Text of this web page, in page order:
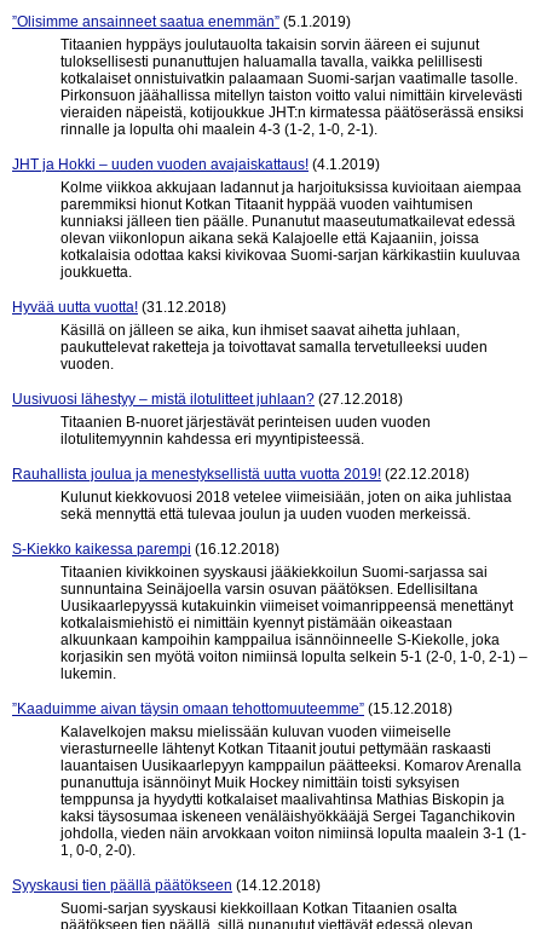
”Olisimme ansainneet saatua enemmän” (5.1.2019)
Titaanien hyppäys joulutauolta takaisin sorvin ääreen ei sujunut
tuloksellisesti punanuttujen haluamalla tavalla, vaikka pelillisesti
kotkalaiset onnistuivatkin palaamaan Suomi-sarjan vaatimalle tasolle.
Pirkonsuon jäähallissa mitellyn taiston voitto valui nimittäin kirvelevästi
vieraiden näpeistä, kotijoukkue JHT:n kirmatessa päätöserässä ensiksi
rinnalle ja lopulta ohi maalein 4-3 (1-2, 1-0, 2-1).
JHT ja Hokki – uuden vuoden avajaiskattaus! (4.1.2019)
Kolme viikkoa akkujaan ladannut ja harjoituksissa kuvioitaan aiempaa
paremmiksi hionut Kotkan Titaanit hyppää vuoden vaihtumisen
kunniaksi jälleen tien päälle. Punanutut maaseutumatkailevat edessä
olevan viikonlopun aikana sekä Kalajoelle että Kajaaniin, joissa
kotkalaisia odottaa kaksi kivikovaa Suomi-sarjan kärkikastiin kuuluvaa
joukkuetta.
Hyvää uutta vuotta! (31.12.2018)
Käsillä on jälleen se aika, kun ihmiset saavat aihetta juhlaan,
paukuttelevat raketteja ja toivottavat samalla tervetulleeksi uuden
vuoden.
Uusivuosi lähestyy – mistä ilotulitteet juhlaan? (27.12.2018)
Titaanien B-nuoret järjestävät perinteisen uuden vuoden
ilotulitemyynnin kahdessa eri myyntipisteessä.
Rauhallista joulua ja menestyksellistä uutta vuotta 2019! (22.12.2018)
Kulunut kiekkovuosi 2018 vetelee viimeisiään, joten on aika juhlistaa
sekä mennyttä että tulevaa joulun ja uuden vuoden merkeissä.
S-Kiekko kaikessa parempi (16.12.2018)
Titaanien kivikkoinen syyskausi jääkiekkoilun Suomi-sarjassa sai
sunnuntaina Seinäjoella varsin osuvan päätöksen. Edellisiltana
Uusikaarlepyyssä kutakuinkin viimeiset voimanrippeensä menettänyt
kotkalaismiehistö ei nimittäin kyennyt pistämään oikeastaan
alkuunkaan kampoihin kamppailua isännöinneelle S-Kiekolle, joka
korjasikin sen myötä voiton nimiinsä lopulta selkein 5-1 (2-0, 1-0, 2-1) –
lukemin.
”Kaaduimme aivan täysin omaan tehottomuuteemme” (15.12.2018)
Kalavelkojen maksu mielissään kuluvan vuoden viimeiselle
vierasturneelle lähtenyt Kotkan Titaanit joutui pettymään raskaasti
lauantaisen Uusikaarlepyyn kamppailun päätteeksi. Komarov Arenalla
punanuttuja isännöinyt Muik Hockey nimittäin toisti syksyisen
temppunsa ja hyydytti kotkalaiset maalivahtinsa Mathias Biskopin ja
kaksi täysosumaa iskeneen venäläishyökkääjä Sergei Taganchikovin
johdolla, vieden näin arvokkaan voiton nimiinsä lopulta maalein 3-1 (1-
1, 0-0, 2-0).
Syyskausi tien päällä päätökseen (14.12.2018)
Suomi-sarjan syyskausi kiekkoillaan Kotkan Titaanien osalta
päätökseen tien päällä, sillä punanutut viettävät edessä olevan